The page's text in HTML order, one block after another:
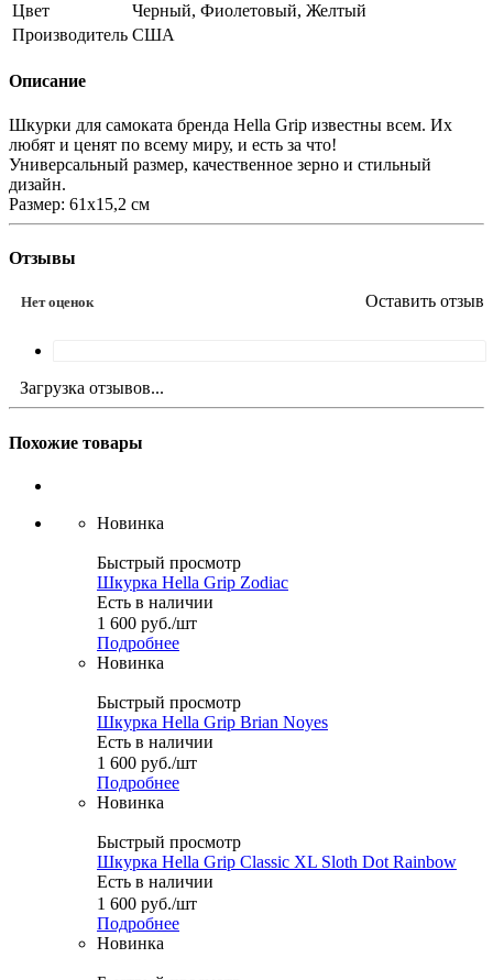
Цвет
Черный, Фиолетовый, Желтый
Производитель США
Описание
Шкурки для самоката бренда Hella Grip известны всем. Их
любят и ценят по всему миру, и есть за что!
Универсальный размер, качественное зерно и стильный
дизайн.
Размер: 61х15,2 см
Отзывы
Нет оценок Оставить отзыв
Загрузка отзывов...
Похожие товары
Новинка
Быстрый просмотр
Шкурка Hella Grip Zodiac
Есть в наличии
1 600 руб./шт
Подробнее
Новинка
Быстрый просмотр
Шкурка Hella Grip Brian Noyes
Есть в наличии
1 600 руб./шт
Подробнее
Новинка
Быстрый просмотр
Шкурка Hella Grip Classic XL Sloth Dot Rainbow
Есть в наличии
1 600 руб./шт
Подробнее
Новинка